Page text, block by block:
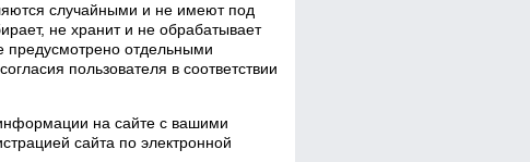
случайными и не имеют под
не хранит и не обрабатывает
предусмотрено отдельными
пользователя в соответствии
на сайте с вашими
сайта по электронной